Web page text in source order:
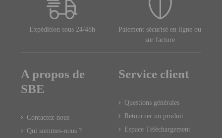
Expédition sous 24/48h
Paiement sécurisé en ligne ou
sur facture
A propos de
SBE
Contactez-nous
Qui sommes-nous ?
Service client
Questions générales
Retourner un produit
Espace Téléchargement